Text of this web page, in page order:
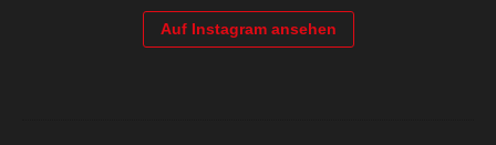
Auf Instagram ansehen